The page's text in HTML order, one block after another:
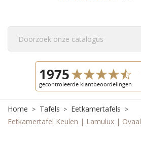
Home Tafels
Eetkamertafels
Eetkamertafel Keulen | Lamulux | Ovaal